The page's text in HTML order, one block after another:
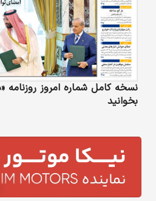
نسخه کامل شماره امروز روزنامه
بخوانید